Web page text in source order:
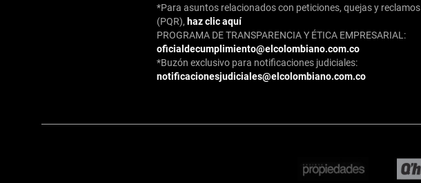
*Para asuntos relacionados con peticiones, quejas y reclamos
(PQR), haz clic aquí
PROGRAMA DE TRANSPARENCIA Y ÉTICA EMPRESARIAL:
oficialdecumplimiento@elcolombiano.com.co
*Buzón exclusivo para notificaciones judiciales:
notificacionesjudiciales@elcolombiano.com.co